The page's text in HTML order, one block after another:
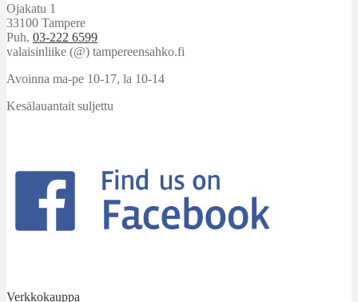
Ojakatu 1
33100 Tampere
Puh. 03-222 6599
valaisinliike (@) tampereensahko.fi
Avoinna ma-pe 10-17, la 10-14
Kesälauantait suljettu
Verkkokauppa